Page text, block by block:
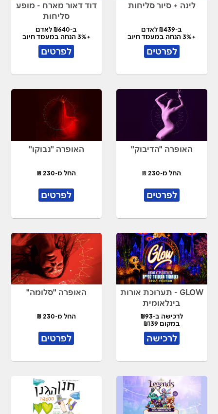
לינה + סיור סליחות
ב-₪439 לאדם
+3% הנחה במעמד חיוב
לפרטים
דוד דאור מארח - מופע
סליחות
ב-₪640 לאדם
+3% הנחה במעמד חיוב
לפרטים
האופרה "הדיבוק"
החל מ-230 ₪
לפרטים
האופרה "נבוקו"
החל מ-230 ₪
לפרטים
GLOW - תערוכת אורות
בינלאומית
לרכישה ב-₪93
במקום ₪139
לרכישה
האופרה "סלומה"
החל מ-230 ₪
לפרטים